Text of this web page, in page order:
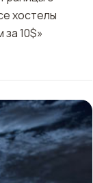
хостелы
10$»